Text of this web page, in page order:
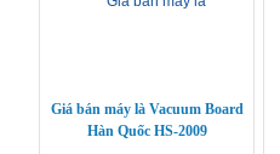
Giá bán máy là Vacuum Board
Hàn Quốc HS-2009